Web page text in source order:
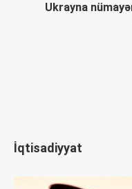
Ukrayna
İqtisadiyyat